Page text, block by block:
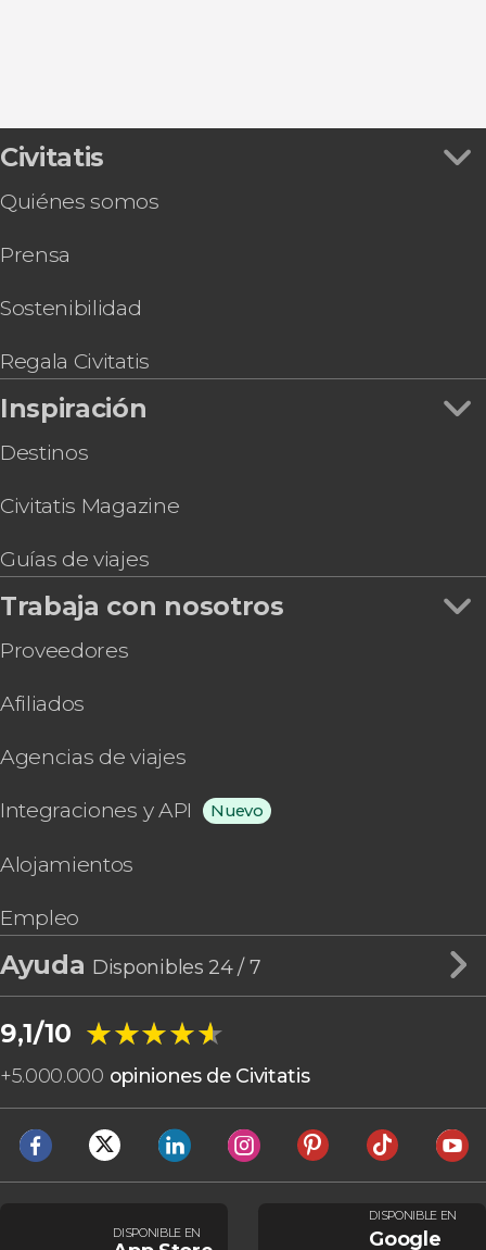
Civitatis
Quiénes somos
Prensa
Sostenibilidad
Regala Civitatis
Inspiración
Destinos
Civitatis Magazine
Guías de viajes
Trabaja con nosotros
Proveedores
Afiliados
Agencias de viajes
Integraciones y API Nuevo
Alojamientos
Empleo
Ayuda Disponibles 24 / 7
9,1/10 ★★★★★
★★★★★
+5.000.000 opiniones de Civitatis
DISPONIBLE EN
DISPONIBLE EN
Google